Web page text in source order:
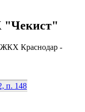
"Чекист"
Краснодар -
п. 148